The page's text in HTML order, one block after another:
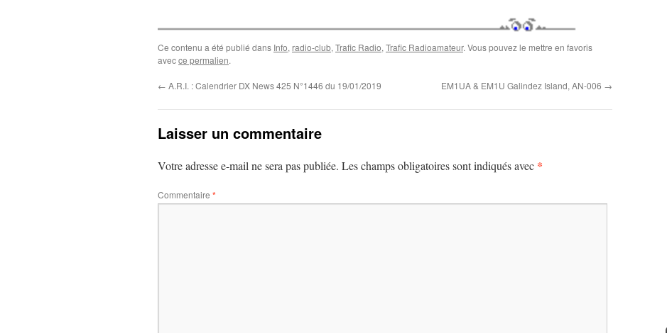
Ce contenu a été publié dans Info, radio-club, Trafic Radio, Trafic Radioamateur. Vous pouvez le mettre en favoris
avecce permalien.
← A.R.I. : Calendrier DX News 425 N°1446 du 19/01/2019 EM1UA & EM1U Galindez Island, AN-006 →
Laisser un commentaire
Votre adresse e-mail ne sera pas publiée. Les champs obligatoires sont indiqués avec *
Commentaire *